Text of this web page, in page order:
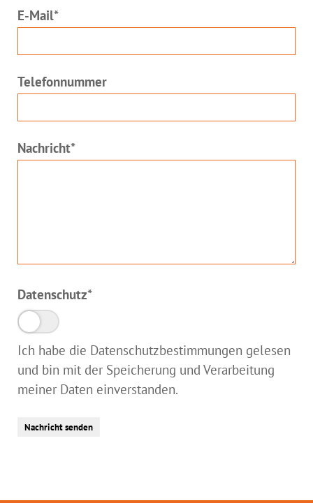
Pflichtfeld
E-Mail*
Telefonnummer
Pflichtfeld
Nachricht*
Pflichtfeld
Datenschutz*
Ich habe die Datenschutzbestimmungen gelesen
und bin mit der Speicherung und Verarbeitung
meiner Daten einverstanden.
Nachricht senden